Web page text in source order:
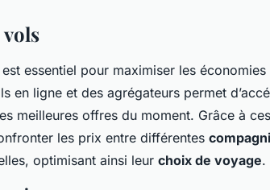
est essentiel pour maximiser les
en ligne et des agrégateurs permet
meilleures offres du moment. Grâce à ces
les prix entre différentes
optimisant ainsi leur choix de voyage.